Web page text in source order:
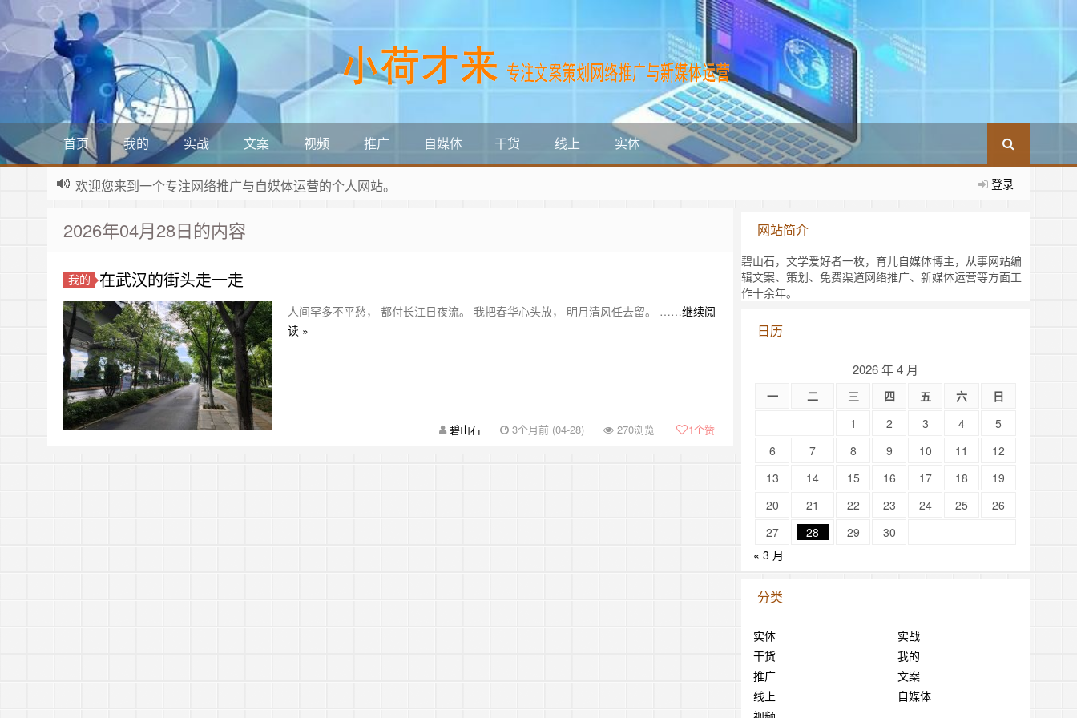
首页 我的 实战 文案 视频 推广 自媒体 干货 线上 实体
登录
欢迎您来到一个专注网络推广与自媒体运营的个人网站。
2026年04月28日的内容
我的 在武汉的街头走一走
人间罕多不平愁， 都付长江日夜流。 我把春华心头放， 明月清风任去留。 ……继续阅
读 »
碧山石 3个月前 (04-28) 270浏览 1个赞
网站简介
碧山石，文学爱好者一枚，育儿自媒体博主，从事网站编
辑文案、策划、免费渠道网络推广、新媒体运营等方面工
作十余年。
日历
2026 年 4 月
一 二 三 四 五 六
日
1
2 3 4
5
6
7 8 9 10 11
12
13
14 15 16 17 18
19
20
21 22 23 24 25
26
27
28 29
30
« 3 月
分类
实体
实战
干货
我的
推广
文案
线上
自媒体